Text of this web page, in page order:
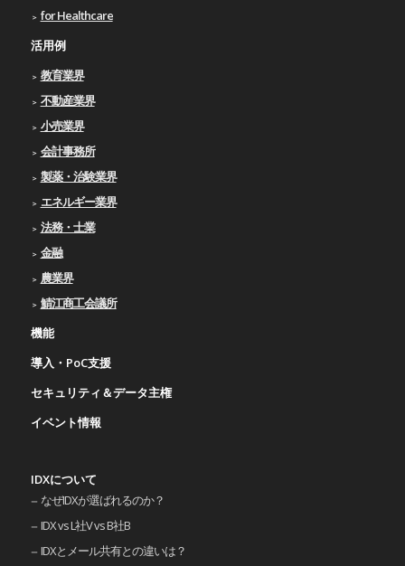
for Healthcare
活用例
教育業界
不動産業界
小売業界
会計事務所
製薬・治験業界
エネルギー業界
法務・士業
金融
農業界
鯖江商工会議所
機能
導入・PoC支援
セキュリティ＆データ主権
イベント情報
IDXについて
なぜIDXが選ばれるのか？
IDX vs L社V vs B社B
IDXとメール共有との違いは？